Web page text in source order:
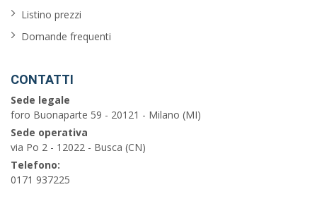
Listino prezzi
Domande frequenti
CONTATTI
Sede legale
foro Buonaparte 59 - 20121 - Milano (MI)
Sede operativa
via Po 2 - 12022 - Busca (CN)
Telefono:
0171 937225